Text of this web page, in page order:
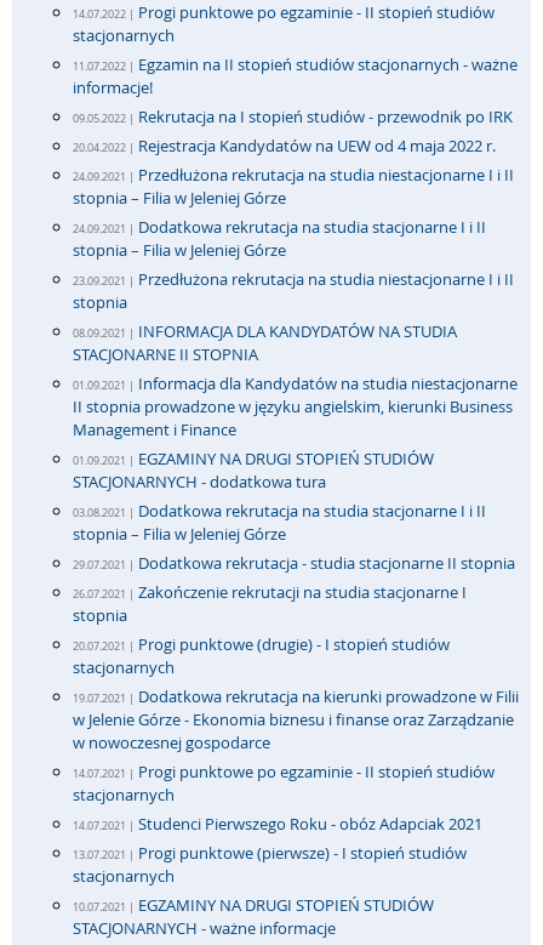
14.07.2022 | Progi punktowe po egzaminie - II stopień studiów
stacjonarnych
11.07.2022 | Egzamin na II stopień studiów stacjonarnych - ważne
informacje!
09.05.2022 | Rekrutacja na I stopień studiów - przewodnik po IRK
20.04.2022 | Rejestracja Kandydatów na UEW od 4 maja 2022 r.
24.09.2021 | Przedłużona rekrutacja na studia niestacjonarne I i II
stopnia – Filia w Jeleniej Górze
24.09.2021 | Dodatkowa rekrutacja na studia stacjonarne I i II
stopnia – Filia w Jeleniej Górze
23.09.2021 | Przedłużona rekrutacja na studia niestacjonarne I i II
stopnia
08.09.2021 | INFORMACJA DLA KANDYDATÓW NA STUDIA
STACJONARNE II STOPNIA
01.09.2021 | Informacja dla Kandydatów na studia niestacjonarne
II stopnia prowadzone w języku angielskim, kierunki Business
Management i Finance
01.09.2021 | EGZAMINY NA DRUGI STOPIEŃ STUDIÓW
STACJONARNYCH - dodatkowa tura
03.08.2021 | Dodatkowa rekrutacja na studia stacjonarne I i II
stopnia – Filia w Jeleniej Górze
29.07.2021 | Dodatkowa rekrutacja - studia stacjonarne II stopnia
26.07.2021 | Zakończenie rekrutacji na studia stacjonarne I
stopnia
20.07.2021 | Progi punktowe (drugie) - I stopień studiów
stacjonarnych
19.07.2021 | Dodatkowa rekrutacja na kierunki prowadzone w Filii
w Jelenie Górze - Ekonomia biznesu i finanse oraz Zarządzanie
w nowoczesnej gospodarce
14.07.2021 | Progi punktowe po egzaminie - II stopień studiów
stacjonarnych
14.07.2021 | Studenci Pierwszego Roku - obóz Adapciak 2021
13.07.2021 | Progi punktowe (pierwsze) - I stopień studiów
stacjonarnych
10.07.2021 | EGZAMINY NA DRUGI STOPIEŃ STUDIÓW
STACJONARNYCH - ważne informacje